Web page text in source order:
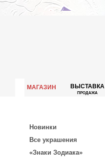
МАГАЗИН ВЫСТАВКА
ПРОДАЖА
Новинки
Все украшения
«Знаки Зодиака»